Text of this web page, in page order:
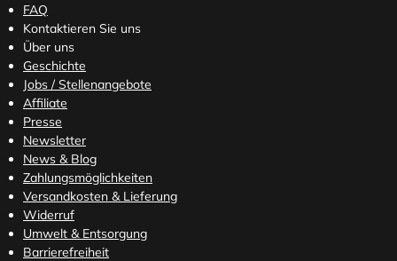
FAQ
Kontaktieren Sie uns
Über uns
Geschichte
Jobs / Stellenangebote
Affiliate
Presse
Newsletter
News & Blog
Zahlungsmöglichkeiten
Versandkosten & Lieferung
Widerruf
Umwelt & Entsorgung
Barrierefreiheit